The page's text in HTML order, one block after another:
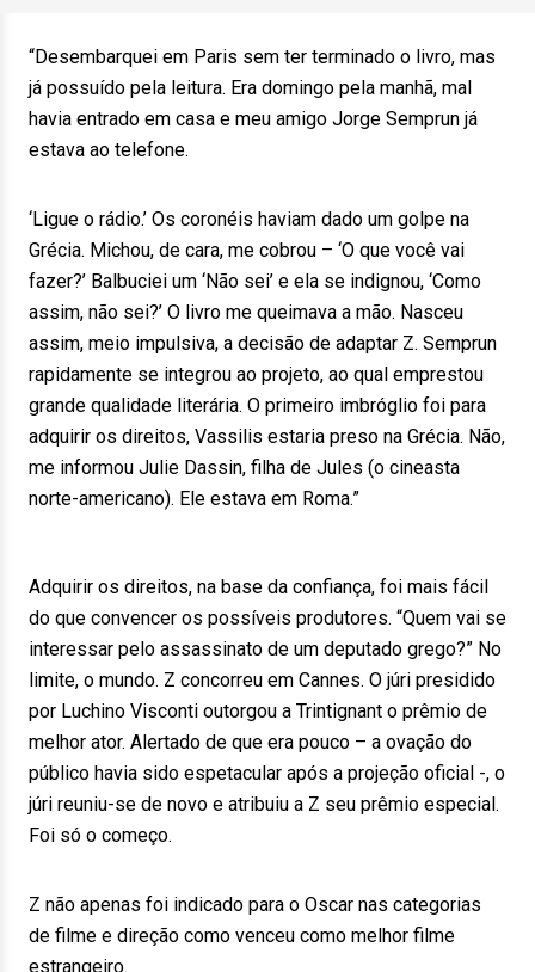
“Desembarquei em Paris sem ter terminado o livro, mas
já possuído pela leitura. Era domingo pela manhã, mal
havia entrado em casa e meu amigo Jorge Semprun já
estava ao telefone.
‘Ligue o rádio.’ Os coronéis haviam dado um golpe na
Grécia. Michou, de cara, me cobrou – ‘O que você vai
fazer?’ Balbuciei um ‘Não sei’ e ela se indignou, ‘Como
assim, não sei?’ O livro me queimava a mão. Nasceu
assim, meio impulsiva, a decisão de adaptar Z. Semprun
rapidamente se integrou ao projeto, ao qual emprestou
grande qualidade literária. O primeiro imbróglio foi para
adquirir os direitos, Vassilis estaria preso na Grécia. Não,
me informou Julie Dassin, filha de Jules (o cineasta
norte-americano). Ele estava em Roma.”
Adquirir os direitos, na base da confiança, foi mais fácil
do que convencer os possíveis produtores. “Quem vai se
interessar pelo assassinato de um deputado grego?” No
limite, o mundo. Z concorreu em Cannes. O júri presidido
por Luchino Visconti outorgou a Trintignant o prêmio de
melhor ator. Alertado de que era pouco – a ovação do
público havia sido espetacular após a projeção oficial -, o
júri reuniu-se de novo e atribuiu a Z seu prêmio especial.
Foi só o começo.
Z não apenas foi indicado para o Oscar nas categorias
de filme e direção como venceu como melhor filme
estrangeiro.